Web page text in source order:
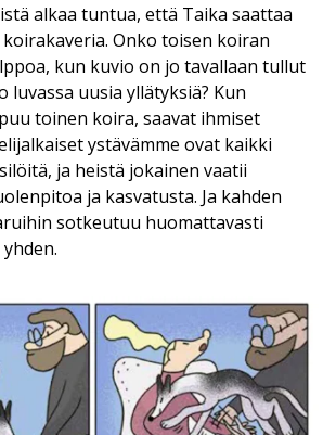
alkaa tuntua, että Taika saattaa
Onko toisen koiran
kun kuvio on jo tavallaan tullut
luvassa uusia yllätyksiä? Kun
toinen koira, saavat ihmiset
ystävämme ovat kaikki
ja heistä jokainen vaatii
ja kasvatusta. Ja kahden
sotkeutuu huomattavasti